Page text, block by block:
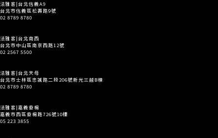
法雅客|台北信義A9
台北市信義區松壽路9號
02 8789 8780
法雅客|台北南西
台北市中山區南京西路12號
02 2567 5500
法雅客|台北天母
台北市士林區忠誠路二段206號新光三越B棟
02 8789 8780
法雅客|嘉義垂楊
嘉義市西區垂楊路726號10樓
05 223 3855